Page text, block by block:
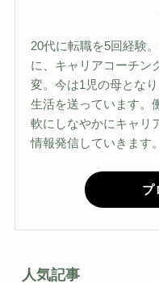
20代に転職を5回経験
に、キャリアコーチン
変。今は1児の母とな
生活を送っています。
軟にしなやかにキャリ
情報発信していきます。
プ
人気記事